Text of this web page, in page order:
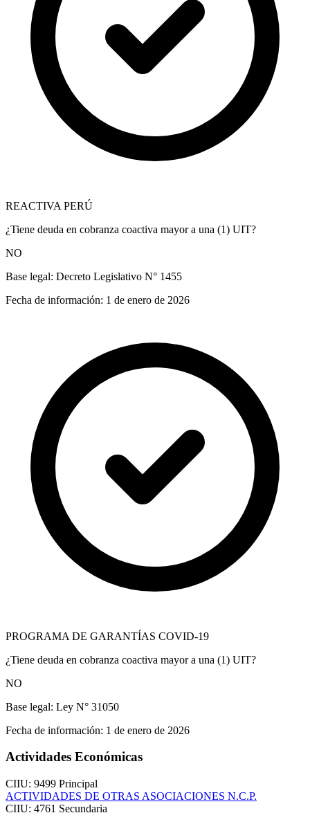
REACTIVA PERÚ
¿Tiene deuda en cobranza coactiva mayor a una (1) UIT?
NO
Base legal: Decreto Legislativo N° 1455
Fecha de información: 1 de enero de 2026
PROGRAMA DE GARANTÍAS COVID-19
¿Tiene deuda en cobranza coactiva mayor a una (1) UIT?
NO
Base legal: Ley N° 31050
Fecha de información: 1 de enero de 2026
Actividades Económicas
CIIU: 9499 Principal
ACTIVIDADES DE OTRAS ASOCIACIONES N.C.P.
CIIU: 4761 Secundaria